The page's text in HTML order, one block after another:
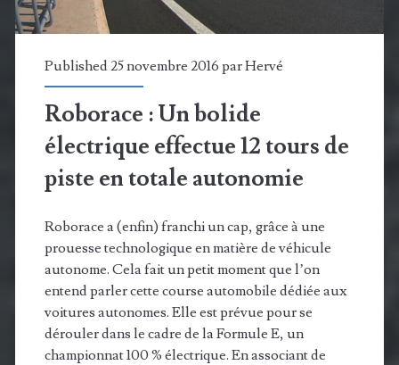
Published 25 novembre 2016 parHervé
Roborace : Un bolide
électrique effectue 12 tours de
piste en totale autonomie
Roborace a (enfin) franchi un cap, grâce à une
prouesse technologique en matière de véhicule
autonome. Cela fait un petit moment que l’on
entend parler cette course automobile dédiée aux
voitures autonomes. Elle est prévue pour se
dérouler dans le cadre de la Formule E, un
championnat 100 % électrique. En associant de